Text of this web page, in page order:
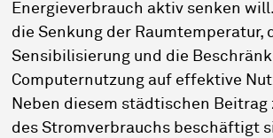
Energieverbrauch aktiv senken
die Senkung der Raumtemperatur,
Sensibilisierung und die
Computernutzung auf effektive
Neben diesem städtischen Beitrag
des Stromverbrauchs beschäftigt